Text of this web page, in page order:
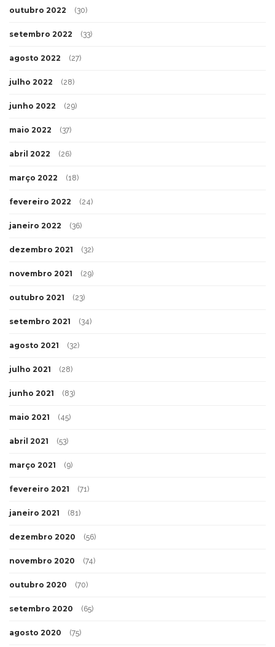
outubro 2022 (30)
setembro 2022 (33)
agosto 2022 (27)
julho 2022 (28)
junho 2022 (29)
maio 2022 (37)
abril 2022 (26)
março 2022 (18)
fevereiro 2022 (24)
janeiro 2022 (36)
dezembro 2021 (32)
novembro 2021 (29)
outubro 2021 (23)
setembro 2021 (34)
agosto 2021 (32)
julho 2021 (28)
junho 2021 (83)
maio 2021 (45)
abril 2021 (53)
março 2021 (9)
fevereiro 2021 (71)
janeiro 2021 (81)
dezembro 2020 (56)
novembro 2020 (74)
outubro 2020 (70)
setembro 2020 (65)
agosto 2020 (75)